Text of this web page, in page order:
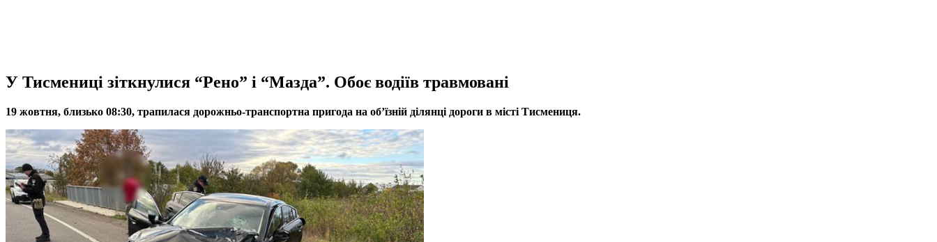
У Тисмениці зіткнулися “Рено” і “Мазда”. Обоє водіїв травмовані
19 жовтня, близько 08:30, трапилася дорожньо-транспортна пригода на об’їзній ділянці дороги в місті Тисмениця.